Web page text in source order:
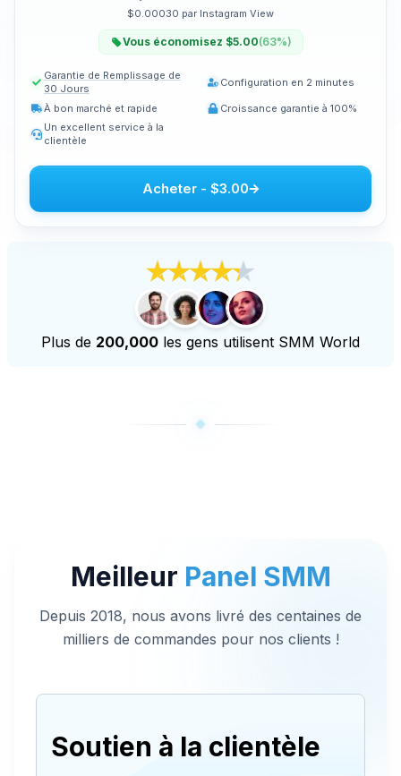
Acheter des vues en direct sur Youtube
Acheter des heures de visionnement sur Youtube
Plus de services
Acheter des écoutes Audiomack
Acheter des abonnés LinkedIn
Acheter des vues en direct TikTok
Acheter des abonnés Twitch
Acheter des vues en direct Twitch
$0.00030 par Instagram View
Vous économisez $5.00(63%)
Garantie de Remplissage de
30 Jours
Configuration en 2 minutes
À bon marché et rapide
Croissance garantie à 100%
Un excellent service à la
clientèle
Acheter- $3.00
Plus de 200,000 les gens utilisent SMM World
Meilleur Panel SMM
Depuis 2018, nous avons livré des centaines de
milliers de commandes pour nos clients !
Soutien à la clientèle